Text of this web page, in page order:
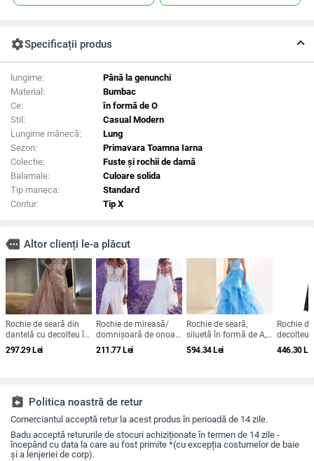
settingsSpecificații produs
lungime:
Până la genunchi
Material:
Bumbac
Ce:
în formă de O
Stil:
Casual Modern
Lungime mânecă:
Lung
Sezon:
Primavara Toamna Iarna
Colectie:
Fuste și rochii de damă
Balamale:
Culoare solida
Tip maneca:
Standard
Contur:
Tip X
more Altor clienți le-a plăcut
Rochie de seară din
dantelă cu decolteu în
V, mâneci lungi, talie
înaltă, croială prințesă,
297.29Lei
Rochie de mireasă/
domnișoară de onoare
din dantelă, mâneci
lungi, decolteu adânc
211.77Lei
Rochie de seară,
siluetă în formă de A,
bretele subțiri tip
spaghetti, fără mâneci,
594.34Lei
Rochie
decolteu
lungă,
446.30Lei
assignment_return Politica noastră de retur
Comerciantul acceptă retur la acest produs în perioadă de 14 zile.
Badu acceptă retururile de stocuri achiziționate în termen de 14 zile -
începând cu data la care au fost primite *(cu excepția costumelor de baie
și a lenjeriei de corp).